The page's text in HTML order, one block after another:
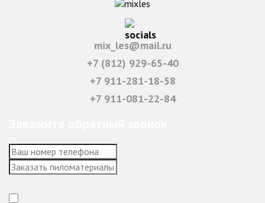
mix_les@mail.ru
+7 (812) 929-65-40
+7 911-281-18-58
+7 911-081-22-84